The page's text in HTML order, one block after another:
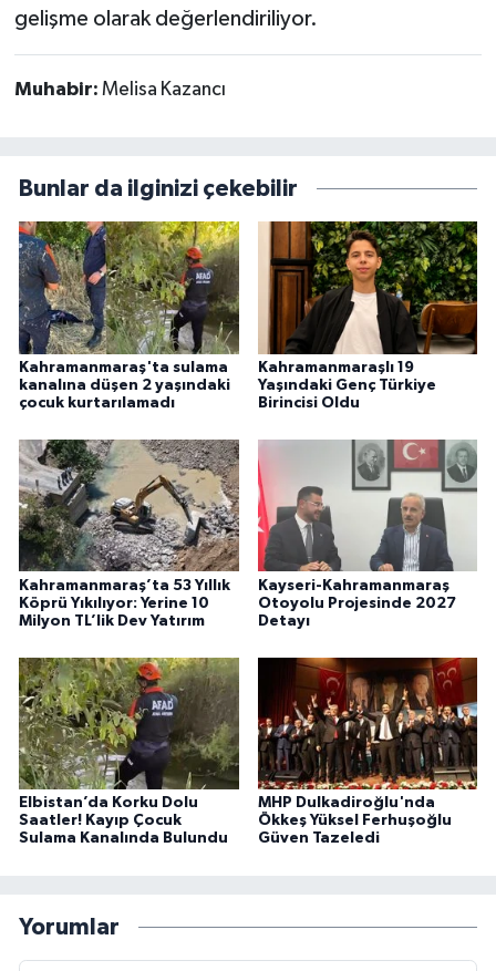
gelişme olarak değerlendiriliyor.
Muhabir: Melisa Kazancı
Bunlar da ilginizi çekebilir
Kahramanmaraş'ta sulama
kanalına düşen 2 yaşındaki
çocuk kurtarılamadı
Kahramanmaraşlı 19
Yaşındaki Genç Türkiye
Birincisi Oldu
Kahramanmaraş’ta 53 Yıllık
Köprü Yıkılıyor: Yerine 10
Milyon TL’lik Dev Yatırım
Kayseri-Kahramanmaraş
Otoyolu Projesinde 2027
Detayı
Elbistan’da Korku Dolu
Saatler! Kayıp Çocuk
Sulama Kanalında Bulundu
MHP Dulkadiroğlu'nda
Ökkeş Yüksel Ferhuşoğlu
Güven Tazeledi
Yorumlar